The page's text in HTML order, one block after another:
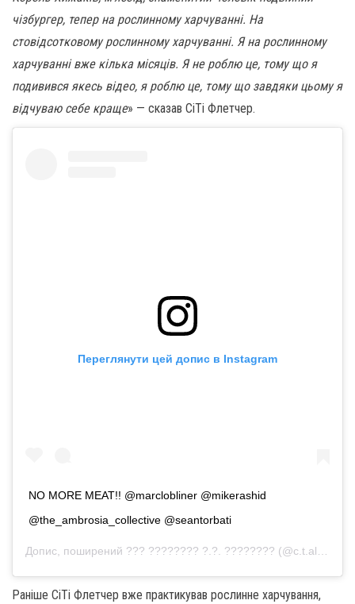
чізбургер, тепер на рослинному харчуванні. На
стовідсотковому рослинному харчуванні. Я на рослинному
харчуванні вже кілька місяців. Я не роблю це, тому що я
подивився якесь відео, я роблю це, тому що завдяки цьому я
відчуваю себе краще» — сказав СіТі Флетчер.
Переглянути цей допис в Instagram
NO MORE MEAT!! @marclobliner @mikerashid
@the_ambrosia_collective @seantorbati
Допис, поширений ??? ???????? ?.?. ???????? (@c.t.ali.fletcher)
Раніше СіТі Флетчер вже практикував рослинне харчування,